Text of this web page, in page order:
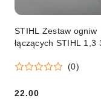
STIHL Zestaw ogniw
łączących STIHL 1,3
(0)
Cena:
22.00